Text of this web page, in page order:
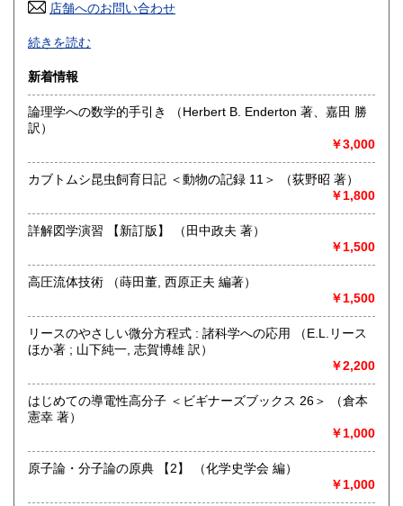
高知県 1,200円
佐賀県
熊本県 1,450円 大分県 1,450円
宮崎県
1,500円
店舗へのお問い合わせ
【通信販売専門 (ご来店不可)】 の古書店です。
※大変申し訳ございませんが、店頭での販売は行っておりま
書籍の状態等、ご不明な点・気になる所がございましたら、
Eメール・電話でお気軽にお問い合わせ下さいませ。
※販売書籍につきまして【お電話でのお問い合わせ】は、現
品在庫を確認するためお時間を頂戴いたします。
沿線名：JR中央線・総武線・東京メトロ丸ノ内線
営業時間：【事務所営業・通信販売専門 (ご来店不可)】
9:00〜17:00 ※買取・仕入れ等で不在の場合がございます
書籍の買取について
自然科学等の学術書・専門書・その他資料買取り致します。
電話・FAX・メール等でお気軽にご相談下さいませ。
出張買取・配送料着払い(当店の支払い)で送って頂くことも
可能でございます。
取り扱い分野
続きを読む
新着情報
論理学への数学的手引き （Herbert B. Enderton 著、嘉田 勝
訳）
￥3,000
カブトムシ昆虫飼育日記 ＜動物の記録 11＞ （荻野昭 著）
￥1,800
詳解図学演習 【新訂版】 （田中政夫 著）
￥1,500
高圧流体技術 （蒔田董, 西原正夫 編著）
￥1,500
リースのやさしい微分方程式 : 諸科学への応用 （E.L.リース
ほか著 ; 山下純一, 志賀博雄 訳）
￥2,200
はじめての導電性高分子 ＜ビギナーズブックス 26＞ （倉本
憲幸 著）
￥1,000
原子論・分子論の原典 【2】 （化学史学会 編）
￥1,000